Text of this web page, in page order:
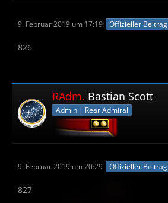
9. Februar 2019 um 17:19 Offizieller Beitrag
826
RAdm. Bastian Scott
Admin | Rear Admiral
9. Februar 2019 um 20:29 Offizieller Beitrag
827